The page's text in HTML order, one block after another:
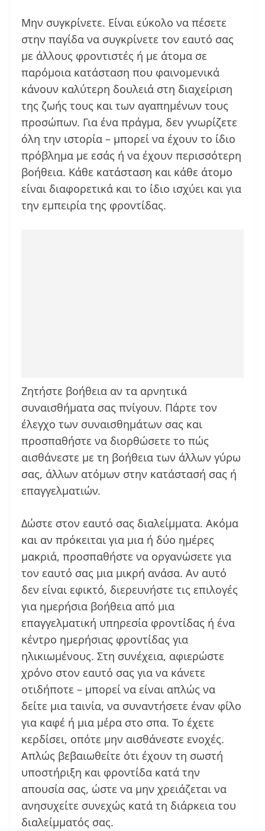
Μην συγκρίνετε. Είναι εύκολο να πέσετε
στην παγίδα να συγκρίνετε τον εαυτό σας
με άλλους φροντιστές ή με άτομα σε
παρόμοια κατάσταση που φαινομενικά
κάνουν καλύτερη δουλειά στη διαχείριση
της ζωής τους και των αγαπημένων τους
προσώπων. Για ένα πράγμα, δεν γνωρίζετε
όλη την ιστορία – μπορεί να έχουν το ίδιο
πρόβλημα με εσάς ή να έχουν περισσότερη
βοήθεια. Κάθε κατάσταση και κάθε άτομο
είναι διαφορετικά και το ίδιο ισχύει και για
την εμπειρία της φροντίδας.
Ζητήστε βοήθεια αν τα αρνητικά
συναισθήματα σας πνίγουν. Πάρτε τον
έλεγχο των συναισθημάτων σας και
προσπαθήστε να διορθώσετε το πώς
αισθάνεστε με τη βοήθεια των άλλων γύρω
σας, άλλων ατόμων στην κατάστασή σας ή
επαγγελματιών.
Δώστε στον εαυτό σας διαλείμματα. Ακόμα
και αν πρόκειται για μια ή δύο ημέρες
μακριά, προσπαθήστε να οργανώσετε για
τον εαυτό σας μια μικρή ανάσα. Αν αυτό
δεν είναι εφικτό, διερευνήστε τις επιλογές
για ημερήσια βοήθεια από μια
επαγγελματική υπηρεσία φροντίδας ή ένα
κέντρο ημερήσιας φροντίδας για
ηλικιωμένους. Στη συνέχεια, αφιερώστε
χρόνο στον εαυτό σας για να κάνετε
οτιδήποτε – μπορεί να είναι απλώς να
δείτε μια ταινία, να συναντήσετε έναν φίλο
για καφέ ή μια μέρα στο σπα. Το έχετε
κερδίσει, οπότε μην αισθάνεστε ενοχές.
Απλώς βεβαιωθείτε ότι έχουν τη σωστή
υποστήριξη και φροντίδα κατά την
απουσία σας, ώστε να μην χρειάζεται να
ανησυχείτε συνεχώς κατά τη διάρκεια του
διαλείμματός σας.